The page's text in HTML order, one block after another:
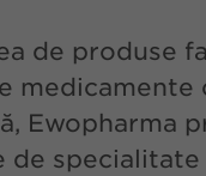
de produse
medicamente
Ewopharma
de